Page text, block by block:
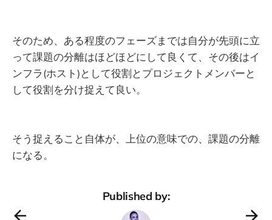
そのため、ある程度のフェーズまでは自分が先頭に立
って課題の分離はほどほどにして良くて、その後はイ
ンフラ(ホスト)として役割とプロジェクトメンバーと
して役割を分け捉えて良い。
そう捉えること自体が、上位の意味での、課題の分離
になる。
Published by: